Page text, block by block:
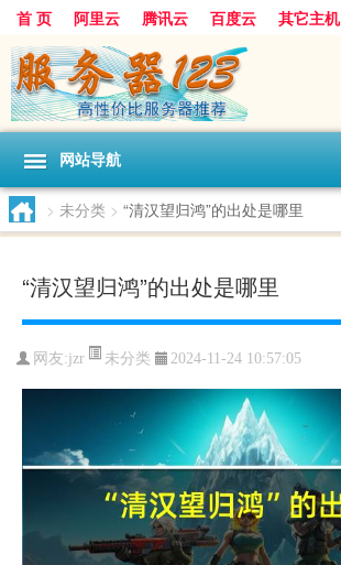
首 页 阿里云 腾讯云 百度云 其它主机
网站导航
> 未分类 > “清汉望归鸿”的出处是哪里
“清汉望归鸿”的出处是哪里
网友:jzr 未分类 2024-11-24 10:57:05